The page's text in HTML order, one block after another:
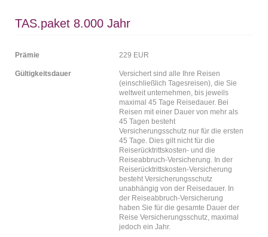
TAS.paket 8.000 Jahr
Prämie 229 EUR
Gültigkeitsdauer
Versichert sind alle Ihre Reisen
(einschließlich Tagesreisen), die Sie
weltweit unternehmen, bis jeweils
maximal 45 Tage Reisedauer. Bei
Reisen mit einer Dauer von mehr als
45 Tagen besteht
Versicherungsschutz nur für die ersten
45 Tage. Dies gilt nicht für die
Reiserücktrittskosten- und die
Reiseabbruch-Versicherung. In der
Reiserücktrittskosten-Versicherung
besteht Versicherungsschutz
unabhängig von der Reisedauer. In
der Reiseabbruch-Versicherung
haben Sie für die gesamte Dauer der
Reise Versicherungsschutz, maximal
jedoch ein Jahr.